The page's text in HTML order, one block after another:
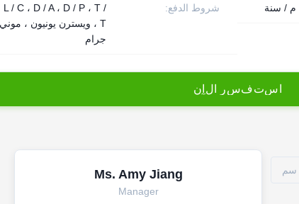
شروط الدفع:
L / C ، D / A ، D / P ، T /
T ، ويسترن يونيون ، موني
جرام
ستفسر ل ن
Ms. Amy Jiang
Manager